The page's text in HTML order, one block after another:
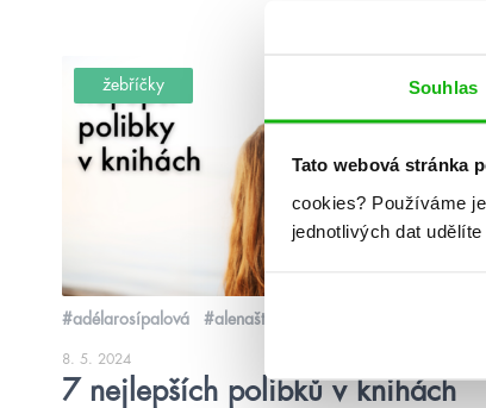
Souhlas
Tato webová stránka
cookies? Používáme
jednotlivých dat
žebříčky
#adélarosípalová #alenaštraubová
8. 5. 2024
7 nejlepších polibků v knihách